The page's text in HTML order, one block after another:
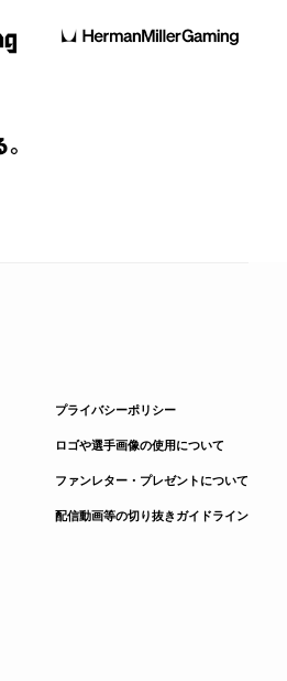
プライバシーポリシー
ロゴや選手画像の使用について
ファンレター・プレゼントについて
配信動画等の切り抜きガイドライン